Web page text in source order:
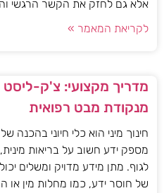
אלא גם לחזק את הקשר הרגשי
לקריאת המאמר »
מדריך מקצועי: צ'ק-ליסט
מנקודת מבט רפואית
חינוך מיני הוא כלי חיוני בהכנה
מספק ידע חשוב על בריאות
לגוף. מתן מידע מדויק ומשלים
של חוסר ידע, כמו מחלות מין או